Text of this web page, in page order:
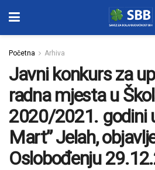
Početna Arhiva
Javni konkurs za
radna mjesta u
2020/2021. godini
Mart” Jelah,
Oslobođenju